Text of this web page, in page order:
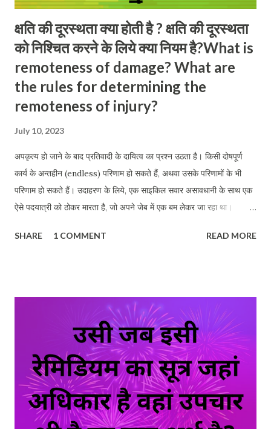
क्षति की दूरस्थता क्या होती है ? क्षति की दूरस्थता
को निश्चित करने के लिये क्या नियम है?What is
remoteness of damage? What are
the rules for determining the
remoteness of injury?
July 10, 2023
अपकृत्य हो जाने के बाद प्रतिवादी के दायित्व का प्रश्न उठता है। किसी दोषपूर्ण
कार्य के अन्तहीन (endless) परिणाम हो सकते हैं, अथवा उसके परिणामों के भी
परिणाम हो सकते हैं। उदाहरण के लिये, एक साइकिल सवार असावधानी के साथ एक
ऐसे पदयात्री को ठोकर मारता है, जो अपने जेब में एक बम लेकर जा रहा था।
अन्य व्यक्ति जो सड़क पर से जा रहे थे, इस विस्फोट के कारण मृत्यु ग्रस्त हो जाते
commission of the tort, the question of the liability of the
defendant arises. A wrongful act can have endless
consequences, or its consequences can also have
consequences. For example, a cyclist may inadvertently hit
a pedestrian who was carrying a bomb in his pocket. The
bomb explodes as the pedestrian falls to t...
SHARE 1 COMMENT READ MORE